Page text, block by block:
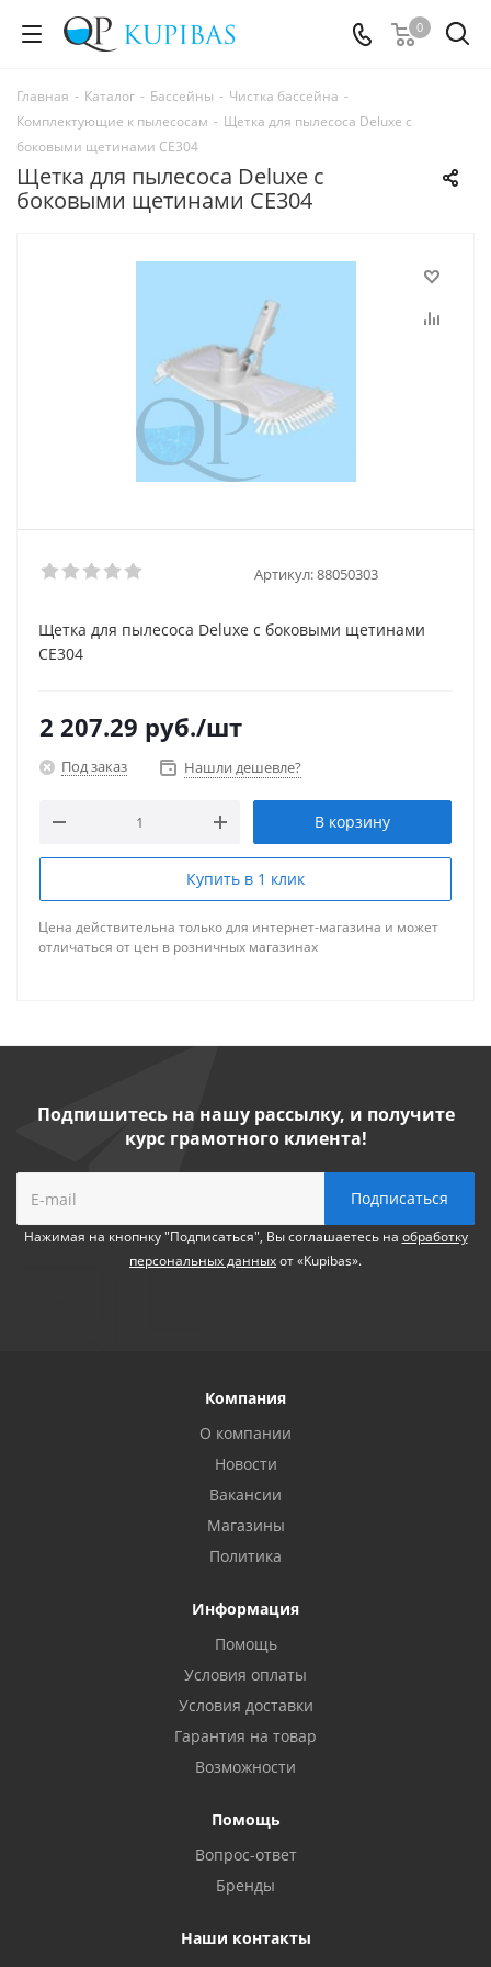
0
Главная - Каталог - Бассейны - Чистка бассейна -
Комплектующие к пылесосам - Щетка для пылесоса Deluxe с
боковыми щетинами СЕ304
Щетка для пылесоса Deluxe с
боковыми щетинами СЕ304
Артикул:88050303
Щетка для пылесоса Deluxe с боковыми щетинами
СЕ304
2 207.29 руб./шт
Под заказ Нашли дешевле?
В корзину
Купить в 1 клик
Цена действительна только для интернет-магазина и может
отличаться от цен в розничных магазинах
Подпишитесь на нашу рассылку, и получите
курс грамотного клиента!
Нажимая на кнопнку "Подписаться", Вы соглашаетесь на обработку
персональных данныхот «Kupibas».
Компания
О компании
Новости
Вакансии
Магазины
Политика
Информация
Помощь
Условия оплаты
Условия доставки
Гарантия на товар
Возможности
Помощь
Вопрос-ответ
Бренды
Наши контакты